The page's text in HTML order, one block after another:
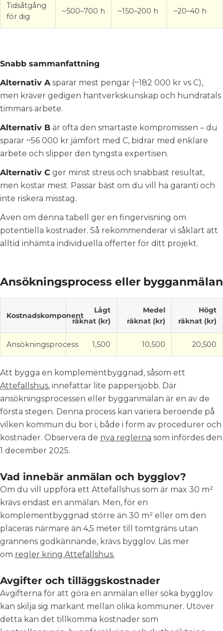
Tidsåtgång
för dig
~500–700 h ~150–200 h ~20–40 h
Snabb sammanfattning
Alternativ A sparar mest pengar (~182 000 kr vs C),
men kräver gedigen hantverkskunskap och hundratals
timmars arbete.
Alternativ B är ofta den smartaste kompromissen – du
sparar ~56 000 kr jämfört med C, bidrar med enklare
arbete och slipper den tyngsta expertisen.
Alternativ C ger minst stress och snabbast resultat,
men kostar mest. Passar bäst om du vill ha garanti och
inte riskera misstag.
Även om denna tabell ger en fingervisning om
potentiella kostnader. Så rekommenderar vi såklart att
alltid inhämta individuella offerter för ditt projekt.
Ansökningsprocess eller bygganmälan
Kostnadskomponent
Lågt
räknat (kr)
Medel
räknat (kr)
Högt
räknat (kr)
Ansökningsprocess 1,500 10,500 20,500
Att bygga en komplementbyggnad, såsom ett
Attefallshus, innefattar lite pappersjobb. Där
ansökningsprocessen eller bygganmälan är en av de
första stegen. Denna process kan variera beroende på
vilken kommun du bor i, både i form av procedurer och
kostnader. Observera de nya reglerna som infördes den
1 december 2025.
Vad innebär anmälan och bygglov?
Om du vill uppföra ett Attefallshus som är max 30 m²
krävs endast en anmälan. Men, för en
komplementbyggnad större än 30 m² eller om den
placeras närmare än 4,5 meter till tomtgräns utan
grannens godkännande, krävs bygglov. Läs mer
om regler kring Attefallshus.
Avgifter och tilläggskostnader
Avgifterna för att göra en anmälan eller söka bygglov
kan skilja sig markant mellan olika kommuner. Utöver
detta kan det tillkomma kostnader som